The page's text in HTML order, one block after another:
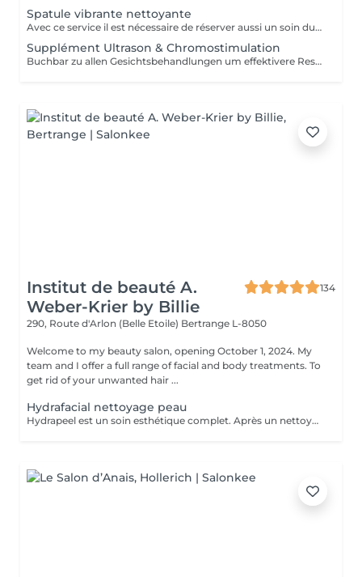
Spatule vibrante nettoyante
Avec ce service il est nécessaire de réserver aussi un soin du visage.
Supplément Ultrason & Chromostimulation
Buchbar zu allen Gesichtsbehandlungen um effektivere Resultate zu erhalten. Nicht ohne Gesichtsbehandlung möglich. Dauer 6-8min
Institut de beauté A.
Weber-Krier by Billie
134
290, Route d'Arlon (Belle Etoile) Bertrange L-8050
Welcome to my beauty salon, opening October 1, 2024. My
team and I offer a full range of facial and body treatments. To
get rid of your unwanted hair ...
Hydrafacial nettoyage peau
Hydrapeel est un soin esthétique complet. Après un nettoyage de la peau en profondeur grâce au système de Vortex-Fusion. Des résultats immédiats dès la première séance. Les rides et ridules sont lissées, la peau est parfaitement nettoyée, plus douce, lumineuse et redynamisée. *Stimule la désquamation des cellules mortes. *Elimine des comédons, extraction des impuretés *Hydrate -Sature la surface de la peau avec des actifs hydratants et nourrissants intenses. *Cible-Un grand nombre d'options de soins pour répondre aux besoins spécifiques de la peau : Élasticité et fermeté, teint unifié et vitalité, réjuvénation, peaux grasses et congestionnées. Les produits cosmétiques, les sérums booster et les protocoles spécifiques de la gamme Belensa permettent de personnaliser les soins Hydrapeel PRO pour traiter les différentes conditions cutanées. *Ultrasons Augmentent l'absorption des actifs cosmétiques et favorisent la microcirculation, pour atténuer les rides et les ridules. EMS bipolaire Tonifie la peau en stimulant les muscles sous- jacents Spray de solution oxygénée Pour améliorer l'hydratation et la vitalité de la peau. *Marteau froid -Resserrement des pores et vasoconstriction pour éliminer les rougeurs et estomper les cernes. *Spatule vibrante